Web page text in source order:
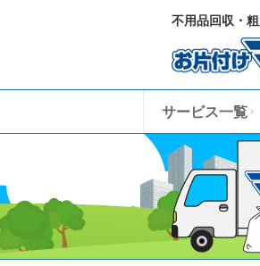
不用品回収・
サービス一覧